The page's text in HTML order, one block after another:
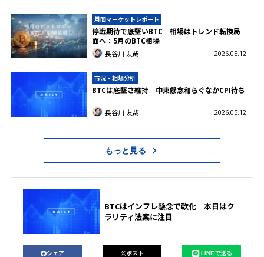
月間マーケットレポート
停戦期待で底堅いBTC 相場はトレンド転換局
面へ：5月のBTC相場
長谷川 友哉 2026.05.12
市況・相場分析
BTCは底堅さ維持 中東懸念和らぐなかCPI待ち
長谷川 友哉 2026.05.12
もっと見る
BTCはインフレ懸念で軟化 本日はク
ラリティ法案に注目
シェア ポスト LINEで送る